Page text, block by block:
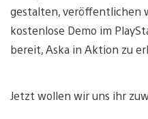
gestalten, veröffentlichen
kostenlose Demo im
bereit, Aska in Aktion zu
Jetzt wollen wir uns ihr